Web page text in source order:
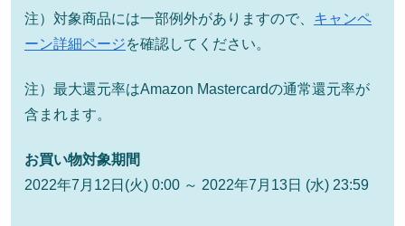
注）対象商品には一部例外がありますので、 キャンペ
ーン詳細ページを確認してください。
注）最大還元率はAmazon Mastercardの通常還元率が
含まれます。
お買い物対象期間
2022年7月12日(火) 0:00 ～ 2022年7月13日 (水) 23:59